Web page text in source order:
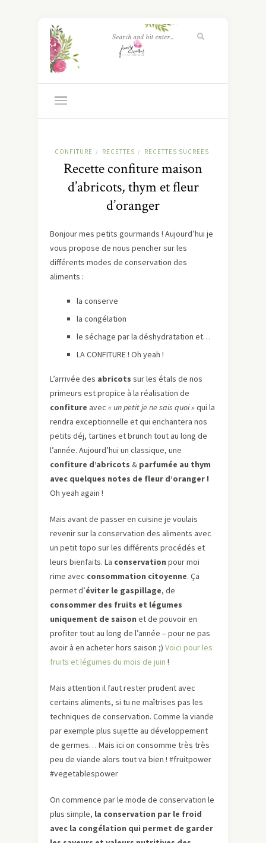
CONFITURE / RECETTES / RECETTES SUCREES
Recette confiture maison
d’abricots, thym et fleur
d’oranger
Bonjour mes petits gourmands ! Aujourd’hui je
vous propose de nous pencher sur les
différents modes de conservation des
aliments :
la conserve
la congélation
le séchage par la déshydratation et…
LA CONFITURE ! Oh yeah !
L’arrivée des abricots sur les étals de nos
primeurs est propice à la réalisation de
confiture avec « un petit je ne sais quoi »qui la
rendra exceptionnelle et qui enchantera nos
petits déj, tartines et brunch tout au long de
l’année. Aujourd’hui un classique, une
confiture d’abricots & parfumée au thym
avec quelques notes de fleur d’oranger !
Oh yeah again !
Mais avant de passer en cuisine je voulais
revenir sur la conservation des aliments avec
un petit topo sur les différents procédés et
leurs bienfaits. La conservation pour moi
rime avec consommation citoyenne. Ça
permet d’éviter le gaspillage, de
consommer des fruits et légumes
uniquement de saison et de pouvoir en
profiter tout au long de l’année – pour ne pas
avoir à en acheter hors saison ;) Voici pour les
fruits et légumes du mois de juin !
Mais attention il faut rester prudent avec
certains aliments, si tu ne maîtrises pas les
techniques de conservation. Comme la viande
par exemple plus sujette au développement
de germes… Mais ici on consomme très très
peu de viande alors tout va bien ! #fruitpower
#vegetablespower
On commence par le mode de conservation le
plus simple, la conservation par le froid
avec la congélation qui permet de garder